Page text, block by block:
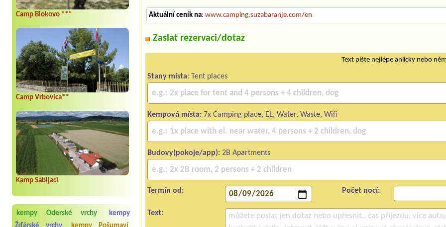
Camp Biokovo ***
Camp Vrbovica**
Kamp Sabljaci
kempy Oderské vrchy
kempy
Aktuální ceník na: www.camping.suzabaranje.com/en
Zaslat rezervaci/dotaz
Text pište nejlépe anlicky nebo
Stany místa: Tent places
Kempová místa: 7x Camping place, EL, Water, Waste, Wifi
Budovy(pokoje/app): 2B Apartments
Termín od: Počet nocí:
Text: